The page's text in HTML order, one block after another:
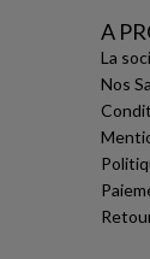
A
La
Nos